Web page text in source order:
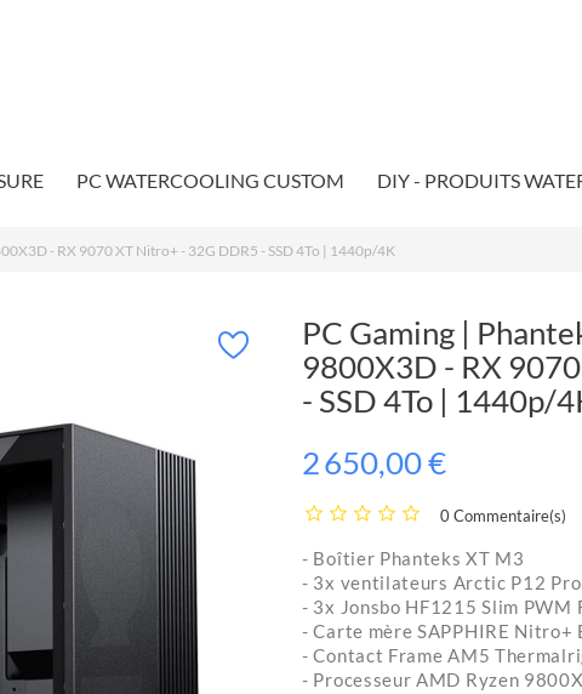
PC WATERCOOLING CUSTOM DIY - PRODUITS
- RX 9070 XT Nitro+ - 32G DDR5 - SSD 4To | 1440p/4K
PC Gaming |
9800X3D - RX
- SSD 4To | 1440p/
2 650,00 €
0 Commentaire(s)
- Boîtier Phanteks XT M3
- 3x ventilateurs Arctic P12 Pro
- 3x Jonsbo HF1215 Slim PWM
- Carte mère SAPPHIRE Nitro+
- Contact Frame AM5
- Processeur AMD Ryzen